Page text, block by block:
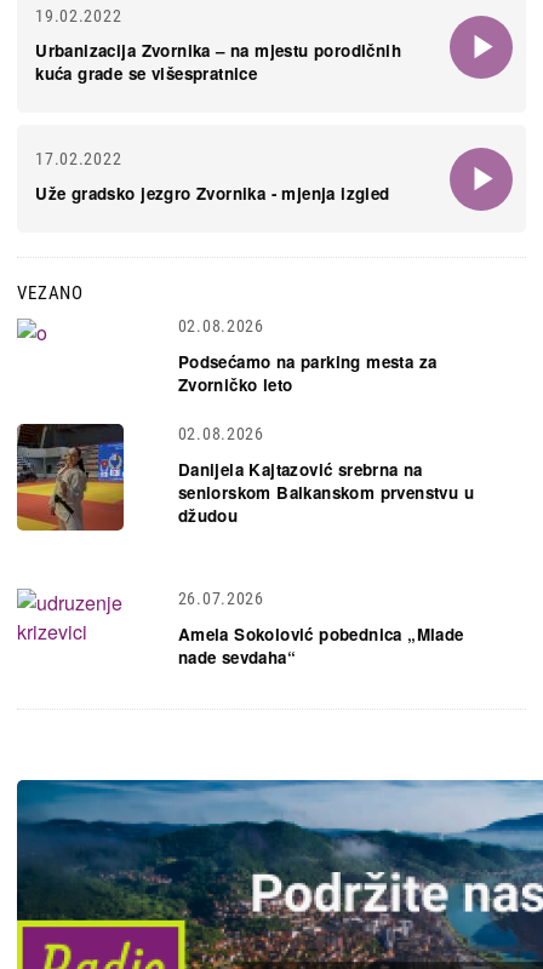
19.02.2022
Urbanizacija Zvornika – na mjestu porodičnih
kuća grade se višespratnice
17.02.2022
Uže gradsko jezgro Zvornika - mjenja izgled
VEZANO
02.08.2026
Podsećamo na parking mesta za
Zvorničko leto
02.08.2026
Danijela Kajtazović srebrna na
seniorskom Balkanskom prvenstvu u
džudou
26.07.2026
Amela Sokolović pobednica „Mlade
nade sevdaha“
Slika